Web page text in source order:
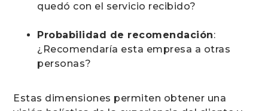
quedó con el servicio recibido?
Probabilidad de recomendación:
¿Recomendaría esta empresa a otras
personas?
Estas dimensiones permiten obtener una